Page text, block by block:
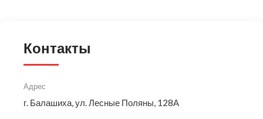
Контакты
Адрес
г. Балашиха, ул. Лесные Поляны, 128А